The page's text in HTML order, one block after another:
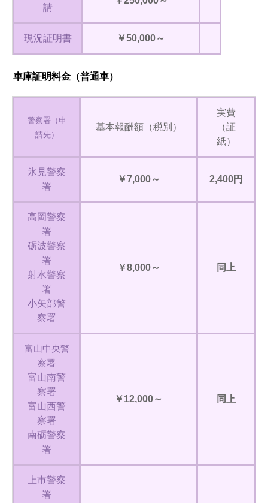
請
現況証明書 ￥50,000～
車庫証明料金（普通車）
警察署（申
請先）
基本報酬額（税別）
実費
（証
紙）
氷見警察
署
￥7,000～ 2,400円
高岡警察
署
砺波警察
署
射水警察
署
小矢部警
察署
￥8,000～ 同上
富山中央警
察署
富山南警
察署
富山西警
察署
南砺警察
署
￥12,000～ 同上
上市警察
署